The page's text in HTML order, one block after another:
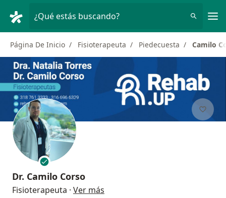
¿Qué estás buscando?
Página De Inicio Fisioterapeuta Piedecuesta Camilo
Dr. Camilo Corso
Fisioterapeuta · Ver más